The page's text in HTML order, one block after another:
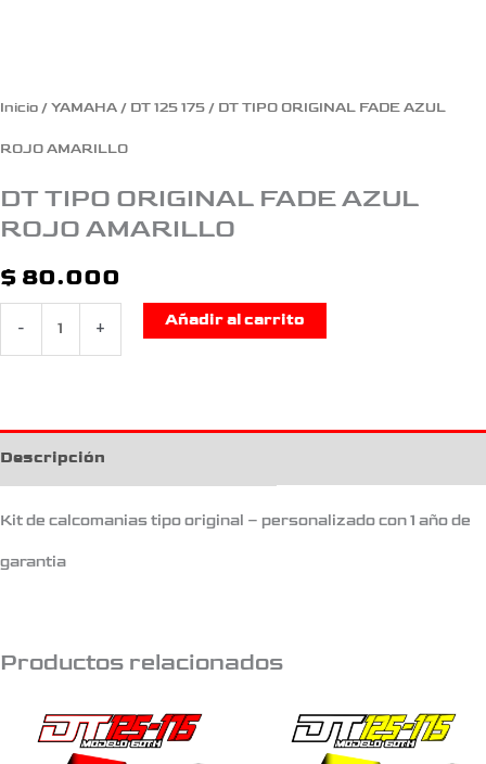
Inicio / YAMAHA / DT 125 175 / DT TIPO ORIGINAL FADE AZUL
ROJO AMARILLO
DT TIPO ORIGINAL FADE AZUL
ROJO AMARILLO
$ 80.000
- +
Añadir al carrito
Descripción
Kit de calcomanias tipo original – personalizado con 1 año de
garantia
Productos relacionados